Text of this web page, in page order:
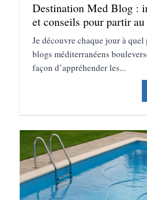
Destination Med Blog :
et conseils pour partir
Je découvre chaque jour à quel
blogs méditerranéens
façon d’appréhender les...